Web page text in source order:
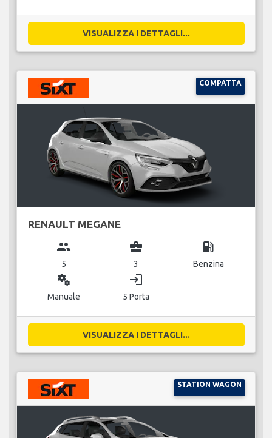
VISUALIZZA I DETTAGLI...
COMPATTA
RENAULT MEGANE
group
5
business_center
3
local_gas_station
Benzina
miscellaneous_services
Manuale
login
5 Porta
VISUALIZZA I DETTAGLI...
STATION WAGON